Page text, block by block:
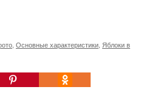
Основные характеристики Яблоки в